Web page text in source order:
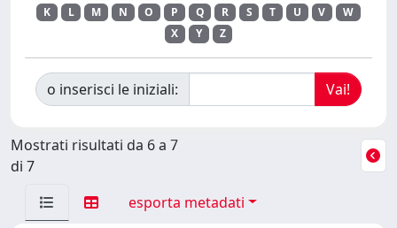
K
L M N O P Q R S T U V
W
X
Y Z
o inserisci le iniziali:
Mostrati risultati da 6 a 7
di 7
esporta metadati